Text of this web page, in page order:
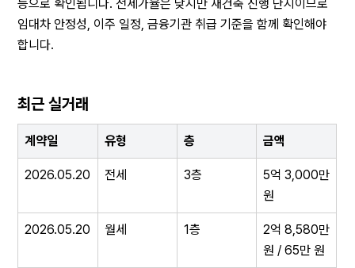
등으로 확인됩니다. 전세가율은 낮지만 재건축 진행 단지이므로
임대차 안정성, 이주 일정, 금융기관 취급 기준을 함께 확인해야
합니다.
최근 실거래
계약일 유형 층 금액
2026.05.20 전세 3층
5억 3,000만
원
2026.05.20 월세 1층
2억 8,580만
원 / 65만 원